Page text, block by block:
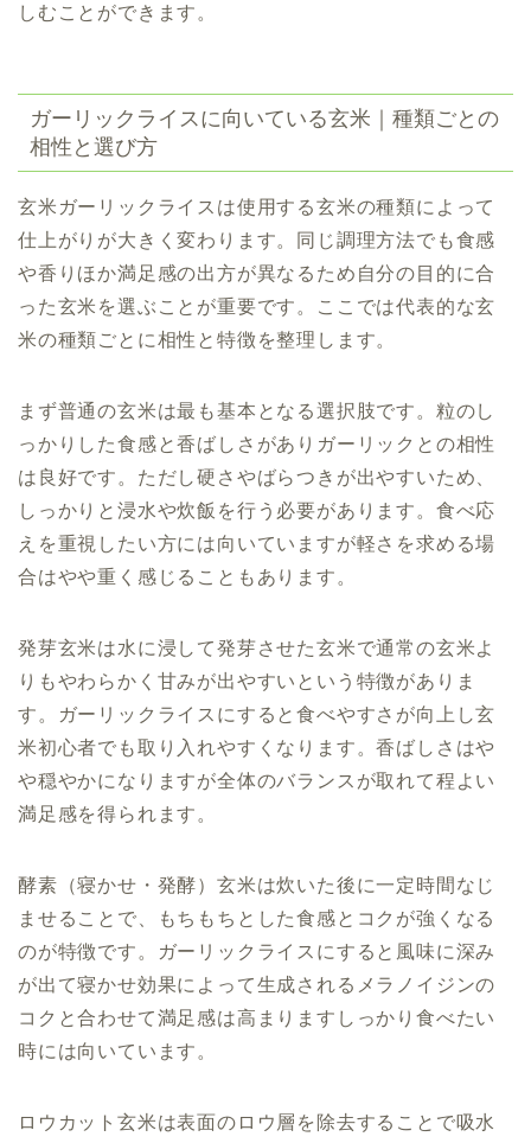
しむことができます。
ガーリックライスに向いている玄米｜種類ごとの
相性と選び方
玄米ガーリックライスは使用する玄米の種類によって
仕上がりが大きく変わります。同じ調理方法でも食感
や香りほか満足感の出方が異なるため自分の目的に合
った玄米を選ぶことが重要です。ここでは代表的な玄
米の種類ごとに相性と特徴を整理します。
まず普通の玄米は最も基本となる選択肢です。粒のし
っかりした食感と香ばしさがありガーリックとの相性
は良好です。ただし硬さやばらつきが出やすいため、
しっかりと浸水や炊飯を行う必要があります。食べ応
えを重視したい方には向いていますが軽さを求める場
合はやや重く感じることもあります。
発芽玄米は水に浸して発芽させた玄米で通常の玄米よ
りもやわらかく甘みが出やすいという特徴がありま
す。ガーリックライスにすると食べやすさが向上し玄
米初心者でも取り入れやすくなります。香ばしさはや
や穏やかになりますが全体のバランスが取れて程よい
満足感を得られます。
酵素（寝かせ・発酵）玄米は炊いた後に一定時間なじ
ませることで、もちもちとした食感とコクが強くなる
のが特徴です。ガーリックライスにすると風味に深み
が出て寝かせ効果によって生成されるメラノイジンの
コクと合わせて満足感は高まりますしっかり食べたい
時には向いています。
ロウカット玄米は表面のロウ層を除去することで吸水